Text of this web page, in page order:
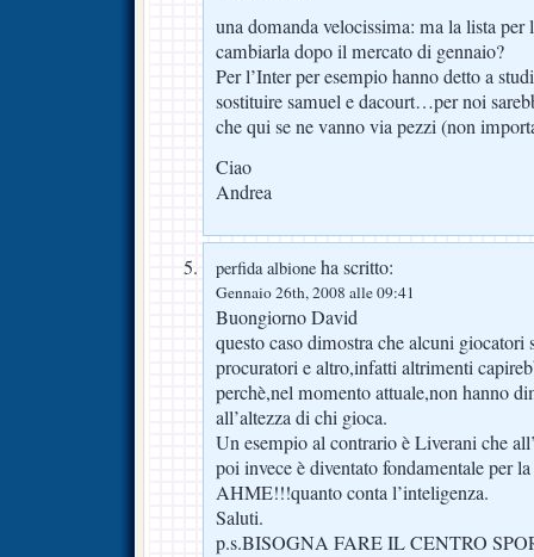
una domanda velocissima: ma la lista
cambiarla dopo il mercato di gennaio?
Per l’Inter per esempio hanno detto a
sostituire samuel e dacourt…per noi
che qui se ne vanno via pezzi (non
Ciao
Andrea
perfida albione ha scritto:
Gennaio 26th, 2008 alle 09:41
Buongiorno David
questo caso dimostra che alcuni giocatori
procuratori e altro,infatti altrimenti
perchè,nel momento attuale,non hanno
all’altezza di chi gioca.
Un esempio al contrario è Liverani che
poi invece è diventato fondamentale per
AHME!!!quanto conta l’inteligenza.
Saluti.
p.s.BISOGNA FARE IL CENTRO